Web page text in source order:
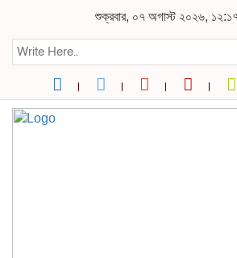
শুক্রবার, ০৭ অগাস্ট ২০২৬, ১২:১৭